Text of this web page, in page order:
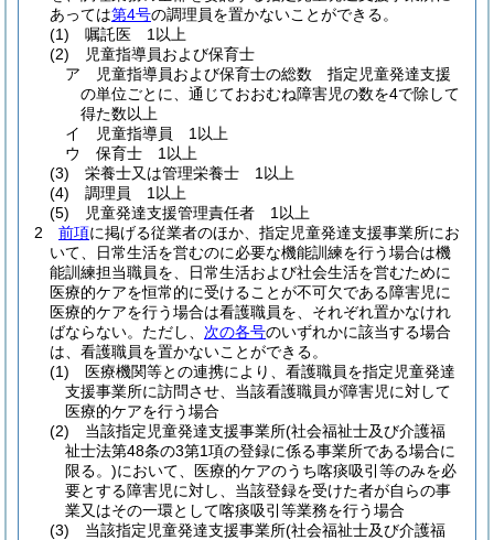
あっては第4号の調理員を置かないことができる。
(1)
嘱託医 1以上
(2)
児童指導員および保育士
ア
児童指導員および保育士の総数 指定児童発達支援
の単位ごとに、通じておおむね障害児の数を4で除して
得た数以上
イ
児童指導員 1以上
ウ
保育士 1以上
(3)
栄養士又は管理栄養士 1以上
(4)
調理員 1以上
(5)
児童発達支援管理責任者 1以上
2
前項に掲げる従業者のほか、指定児童発達支援事業所にお
いて、日常生活を営むのに必要な機能訓練を行う場合は機
能訓練担当職員を、日常生活および社会生活を営むために
医療的ケアを恒常的に受けることが不可欠である障害児に
医療的ケアを行う場合は看護職員を、それぞれ置かなけれ
ばならない。 ただし、 次の各号のいずれかに該当する場合
は、看護職員を置かないことができる。
(1)
医療機関等との連携により、看護職員を指定児童発達
支援事業所に訪問させ、当該看護職員が障害児に対して
医療的ケアを行う場合
(2)
当該指定児童発達支援事業所(社会福祉士及び介護福
祉士法第48条の3第1項の登録に係る事業所である場合に
限る。)において、医療的ケアのうち喀痰吸引等のみを必
要とする障害児に対し、当該登録を受けた者が自らの事
業又はその一環として喀痰吸引等業務を行う場合
(3)
当該指定児童発達支援事業所(社会福祉士及び介護福